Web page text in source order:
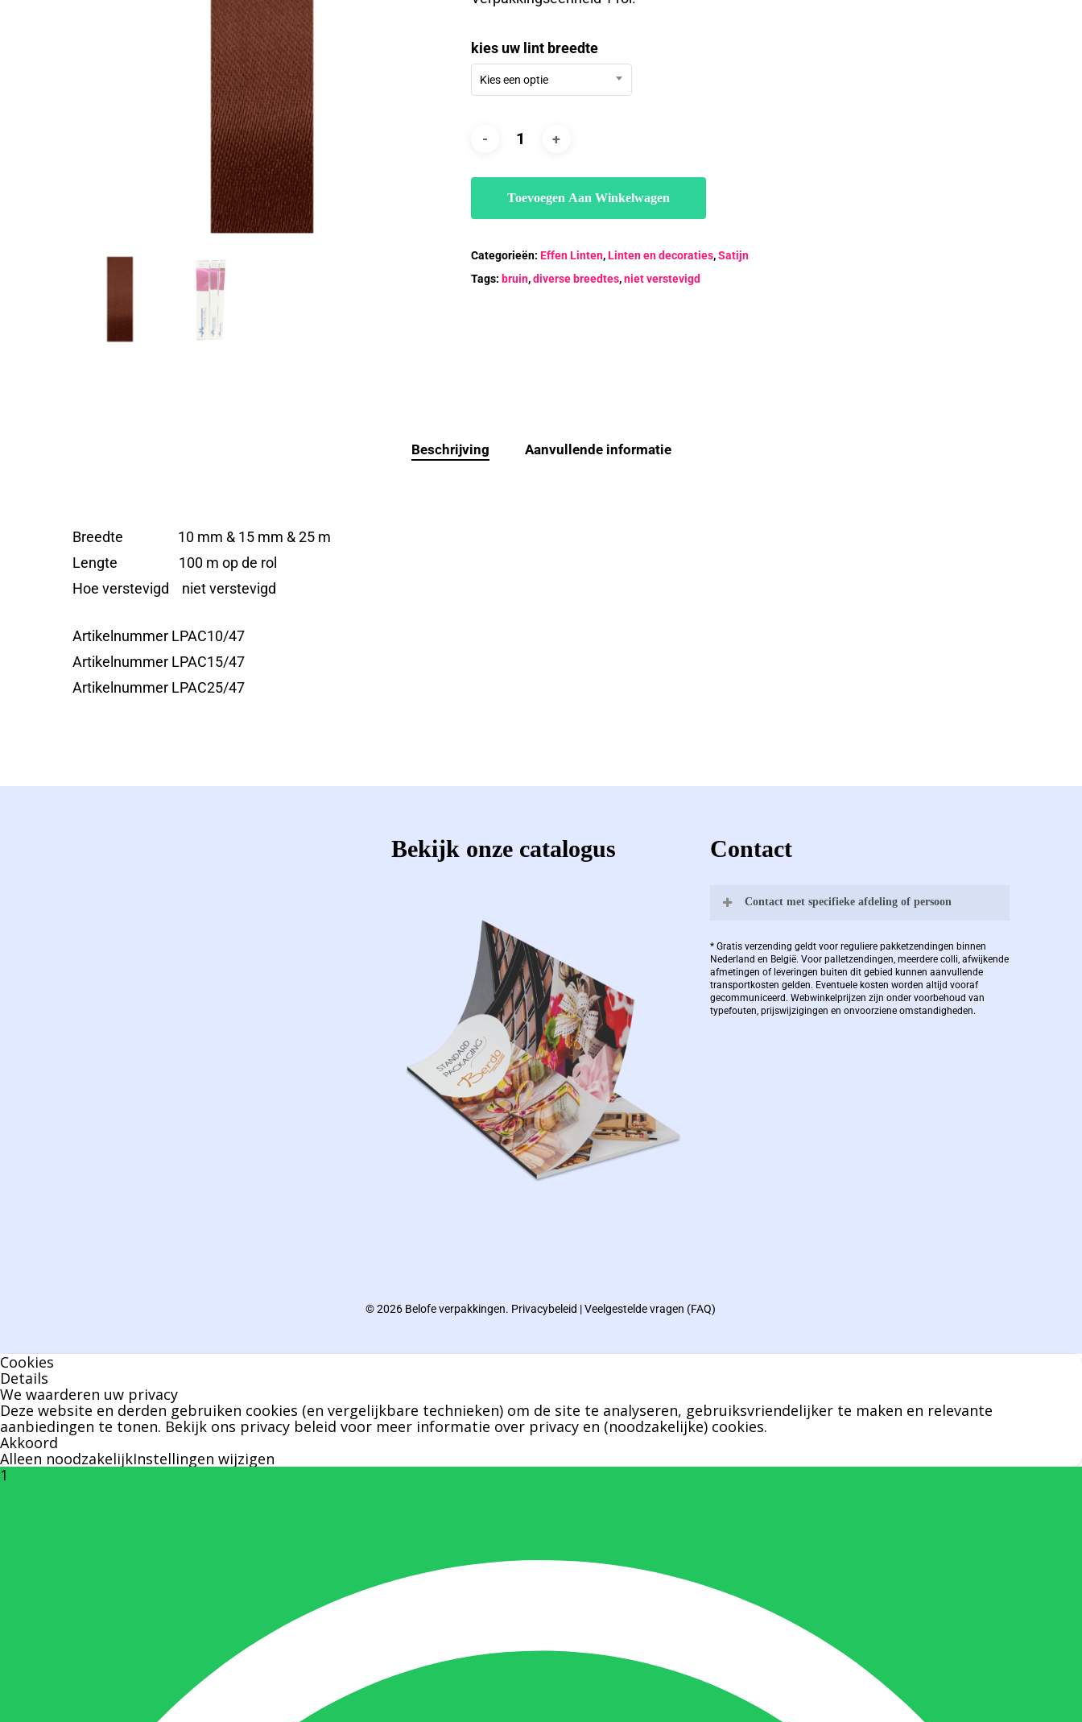
kies uw lint breedte
Kies een optie
Toevoegen Aan Winkelwagen
Categorieën: Effen Linten,Linten en decoraties,Satijn
Tags: bruin,diverse breedtes,niet verstevigd
Beschrijving Aanvullende informatie
Breedte 10 mm & 15 mm & 25 m
Lengte 100 m op de rol
Hoe verstevigd niet verstevigd
Artikelnummer LPAC10/47
Artikelnummer LPAC15/47
Artikelnummer LPAC25/47
Bekijk onze catalogus Contact
Contact met specifieke afdeling of persoon
Bernard Pauwels:
Zaakvoerder Berdo
bernard@berdo.be
Nicole Bisscheroux:
Nicole doet bijna alles, maar vooral is ze
het aanspreekpunt voor prijsaanvragen,
drukwerk en maatwerk. Nicole heeft
contact met de tussenpersonen en weet
de juiste persoon op de juiste plaats te
* Gratis verzending geldt voor reguliere pakketzendingen binnen
Nederland en België. Voor palletzendingen, meerdere colli, afwijkende
afmetingen of leveringen buiten dit gebied kunnen aanvullende
transportkosten gelden. Eventuele kosten worden altijd vooraf
gecommuniceerd. Webwinkelprijzen zijn onder voorbehoud van
typefouten, prijswijzigingen en onvoorziene omstandigheden.
© 2026 Belofe verpakkingen. Privacybeleid |Veelgestelde vragen (FAQ)
Cookies
Details
We waarderen uw privacy
Deze website en derden gebruiken cookies (en vergelijkbare technieken) om de site te analyseren, gebruiksvriendelijker te maken en relevante
aanbiedingen te tonen. Bekijk ons privacy beleid voor meer informatie over privacy en (noodzakelijke) cookies.
Akkoord
Alleen noodzakelijkInstellingen wijzigen
1